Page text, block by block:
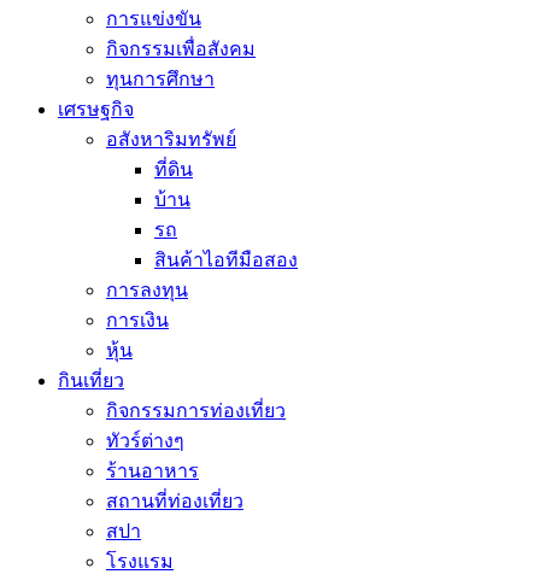
การแข่งขัน
กิจกรรมเพื่อสังคม
ทุนการศึกษา
เศรษฐกิจ
อสังหาริมทรัพย์
ที่ดิน
บ้าน
รถ
สินค้าไอทีมือสอง
การลงทุน
การเงิน
หุ้น
กินเที่ยว
กิจกรรมการท่องเที่ยว
ทัวร์ต่างๆ
ร้านอาหาร
สถานที่ท่องเที่ยว
สปา
โรงแรม